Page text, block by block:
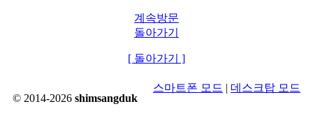
계속방문
돌아가기
[ 돌아가기 ]
© 2014-2026 shimsangduk
스마트폰 모드 | 데스크탑 모드